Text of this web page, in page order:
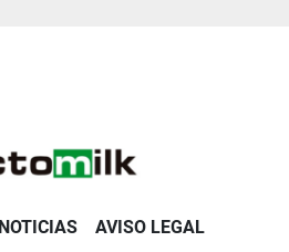
NOTICIAS AVISO LEGAL